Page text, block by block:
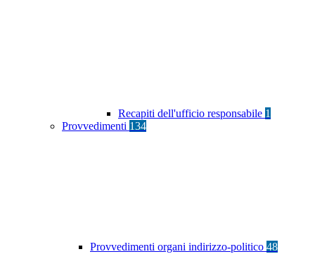
Recapiti dell'ufficio responsabile 1
Provvedimenti 134
Provvedimenti organi indirizzo-politico 48